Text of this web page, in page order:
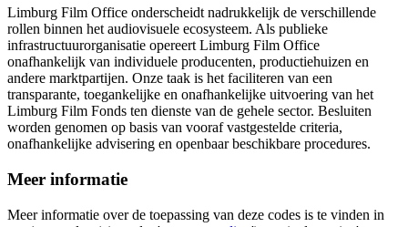
Limburg Film Office onderscheidt nadrukkelijk de verschillende
rollen binnen het audiovisuele ecosysteem. Als publieke
infrastructuurorganisatie opereert Limburg Film Office
onafhankelijk van individuele producenten, productiehuizen en
andere marktpartijen. Onze taak is het faciliteren van een
transparante, toegankelijke en onafhankelijke uitvoering van het
Limburg Film Fonds ten dienste van de gehele sector. Besluiten
worden genomen op basis van vooraf vastgestelde criteria,
onafhankelijke advisering en openbaar beschikbare procedures.
Meer informatie
Meer informatie over de toepassing van deze codes is te vinden in